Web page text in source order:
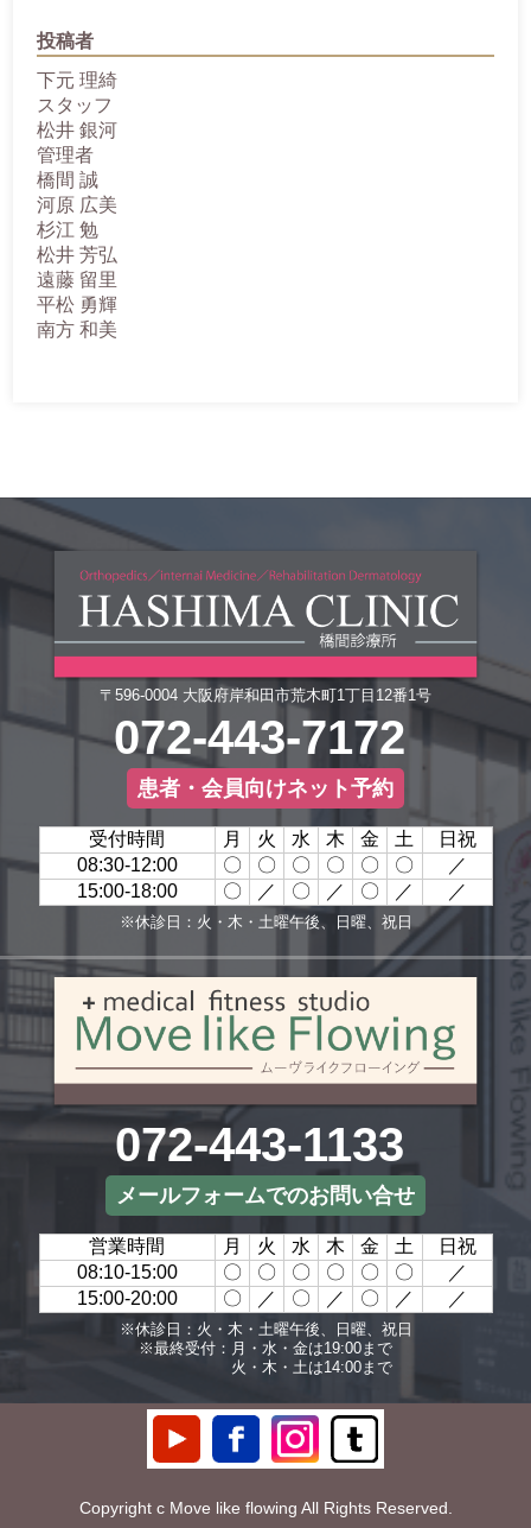
投稿者
下元 理綺
スタッフ
松井 銀河
管理者
橋間 誠
河原 広美
杉江 勉
松井 芳弘
遠藤 留里
平松 勇輝
南方 和美
〒596-0004 大阪府岸和田市荒木町1丁目12番1号
072-443-7172
患者・会員向けネット予約
受付時間 月 火 水 木 金 土
日祝
08:30-12:00
〇 〇 〇 〇 〇 〇
／
15:00-18:00
〇 ／ 〇 ／ 〇 ／ ／
※休診日：火・木・土曜午後、日曜、祝日
072-443-1133
メールフォームでのお問い合せ
営業時間 月 火 水 木 金 土
日祝
08:10-15:00
〇 〇 〇 〇 〇 〇
／
15:00-20:00
〇 ／ 〇 ／ 〇 ／ ／
※休診日：火・木・土曜午後、日曜、祝日
※最終受付：月・水・金は19:00まで
火・木・土は14:00まで
Copyright c Move like flowing All Rights Reserved.